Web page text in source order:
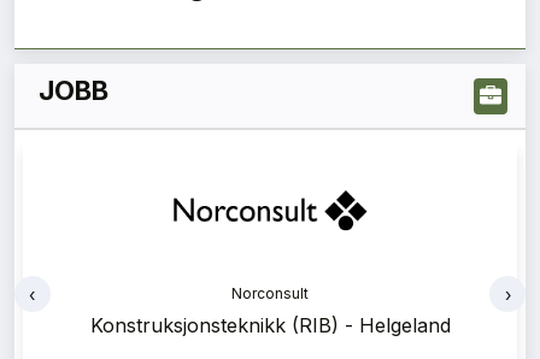
JOBB
Norconsult
Prosjektadministrasjon (PA) - Helgeland
‹ ›